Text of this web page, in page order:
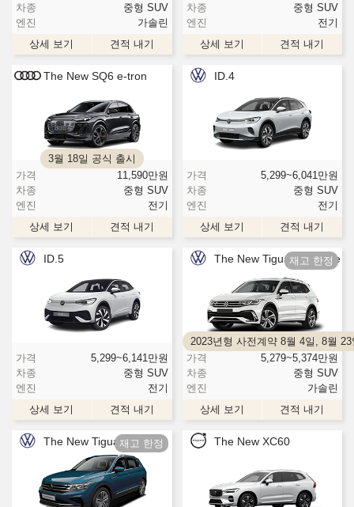
차종
중형 SUV
엔진
가솔린
상세 보기
견적 내기
차종
중형 SUV
엔진
전기
상세 보기
견적 내기
The New SQ6 e-tron
3월 18일 공식 출시
가격
11,590만원
차종
중형 SUV
엔진
전기
상세 보기
견적 내기
ID.4
가격 5,299~6,041만원
차종
중형 SUV
엔진
전기
상세 보기
견적 내기
ID.5
가격 5,299~6,141만원
차종
중형 SUV
엔진
전기
상세 보기
견적 내기
The New Tiguan Allspace
2023년형 사전계약 8월 4일, 8월
가격
5,279~5,374만원
차종
중형 SUV
엔진
가솔린
상세 보기
견적 내기
The New Tiguan The New XC60